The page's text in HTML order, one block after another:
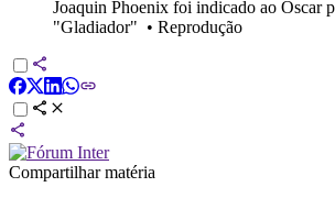
Joaquin Phoenix foi indicado ao Oscar
"Gladiador" • Reprodução
Compartilhar matéria